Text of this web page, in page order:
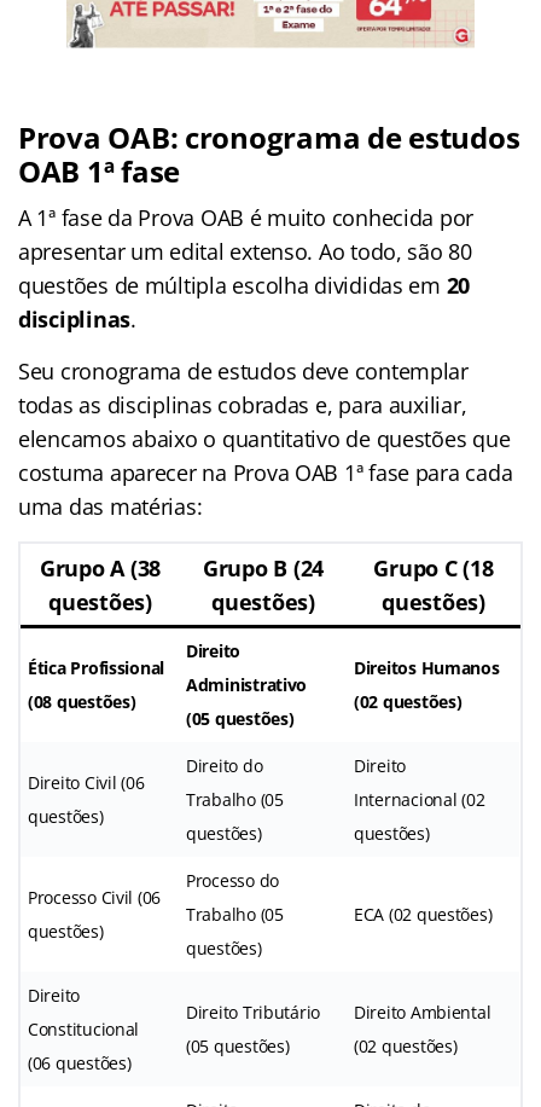
Prova OAB: cronograma de estudos
OAB 1ª fase
A 1ª fase da Prova OAB é muito conhecida por
apresentar um edital extenso. Ao todo, são 80
questões de múltipla escolha divididas em 20
disciplinas.
Seu cronograma de estudos deve contemplar
todas as disciplinas cobradas e, para auxiliar,
elencamos abaixo o quantitativo de questões que
costuma aparecer na Prova OAB 1ª fase para cada
uma das matérias:
Grupo A (38
questões)
Grupo B (24
questões)
Grupo C (18
questões)
Ética Profissional
(08 questões)
Direito
Administrativo
(05 questões)
Direitos Humanos
(02 questões)
Direito Civil (06
questões)
Direito do
Trabalho (05
questões)
Direito
Internacional (02
questões)
Processo Civil (06
questões)
Processo do
Trabalho (05
questões)
ECA (02 questões)
Direito
Constitucional
(06 questões)
Direito Tributário
(05 questões)
Direito Ambiental
(02 questões)